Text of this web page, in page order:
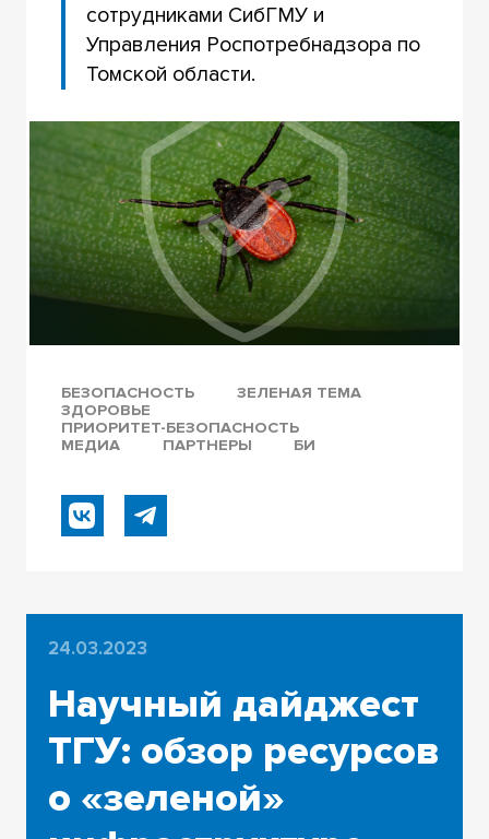
сотрудниками СибГМУ и
Управления Роспотребнадзора по
Томской области.
БЕЗОПАСНОСТЬ
ЗЕЛЕНАЯ ТЕМА
ЗДОРОВЬЕ
ПРИОРИТЕТ-БЕЗОПАСНОСТЬ
МЕДИА
ПАРТНЕРЫ БИ
24.03.2023
Научный дайджест
ТГУ: обзор ресурсов
о «зеленой»